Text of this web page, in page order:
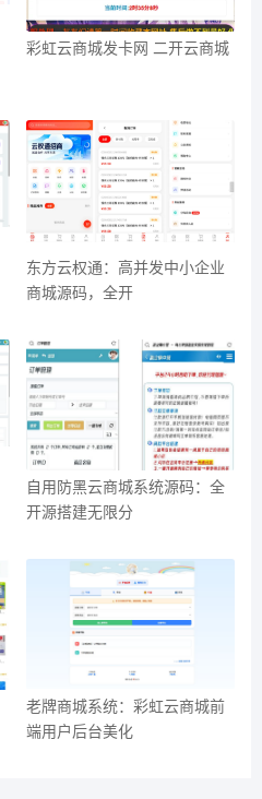
彩虹云商城发卡网 二开云商城
东方云权通：高并发中小企业
商城源码，全开
自用防黑云商城系统源码：全
开源搭建无限分
老牌商城系统：彩虹云商城前
端用户后台美化